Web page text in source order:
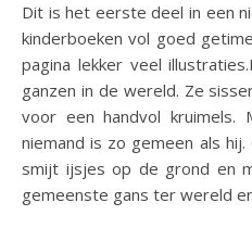
Dit is het eerste deel in een
kinderboeken vol goed
pagina lekker veel
ganzen in de wereld. Ze
voor een handvol kruimels.
niemand is zo gemeen als
smijt ijsjes op de grond en
gemeenste gans ter wereld